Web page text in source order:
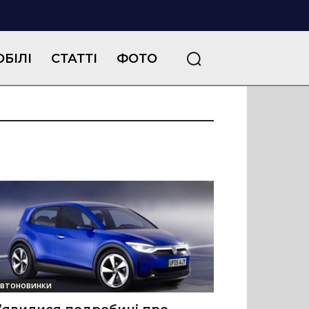
СТАТТІ ФОТО